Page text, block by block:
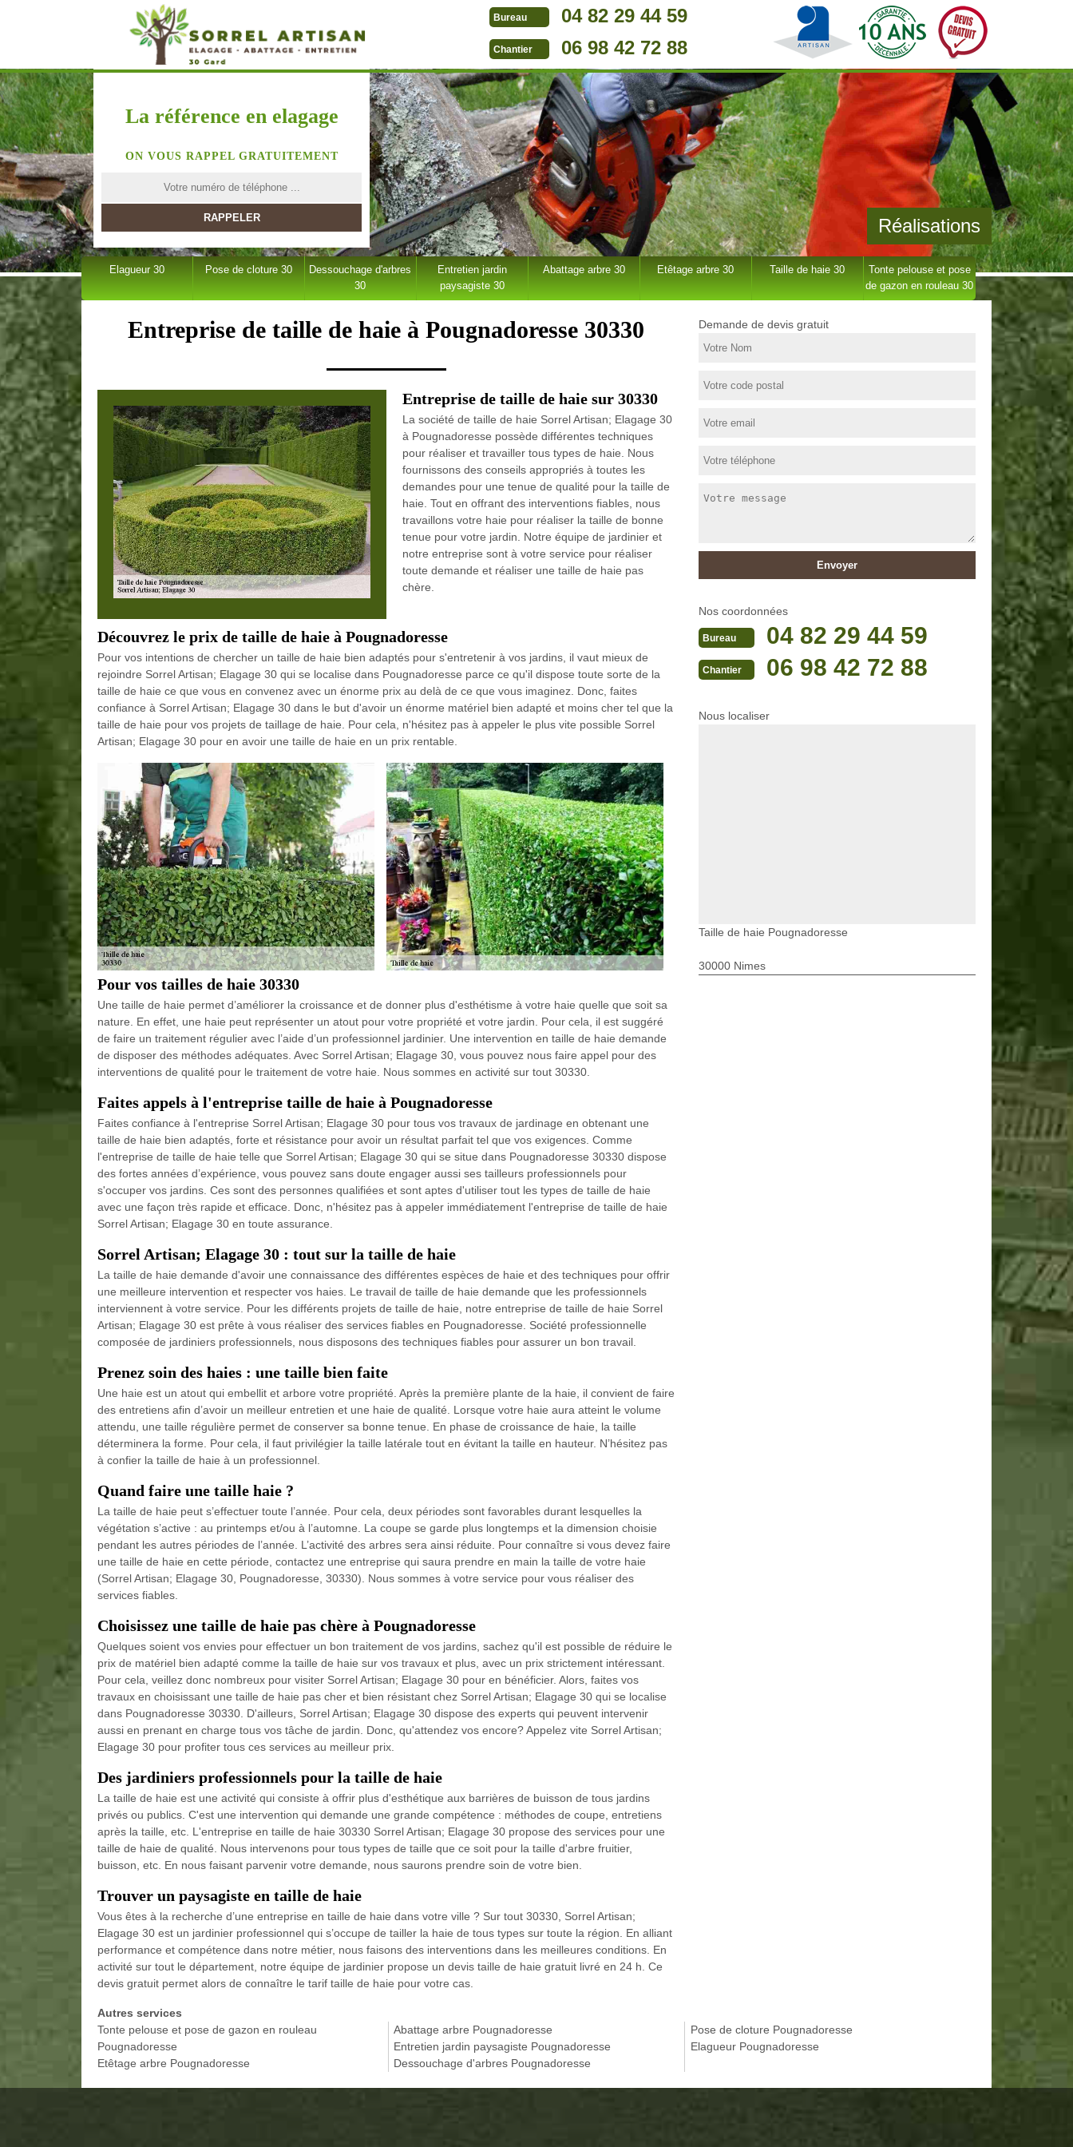
Bureau 04 82 29 44 59
Chantier 06 98 42 72 88
La référence en elagage
ON VOUS RAPPEL GRATUITEMENT
Réalisations
Elagueur 30 Pose de cloture 30
Dessouchage d'arbres
30
Entretien jardin
paysagiste 30
Abattage arbre 30 Etêtage arbre 30 Taille de haie 30
Tonte pelouse et pose
de gazon en rouleau 30
Entreprise de taille de haie à Pougnadoresse 30330
Entreprise de taille de haie sur 30330
La société de taille de haie Sorrel Artisan; Elagage 30
à Pougnadoresse possède différentes techniques
pour réaliser et travailler tous types de haie. Nous
fournissons des conseils appropriés à toutes les
demandes pour une tenue de qualité pour la taille de
haie. Tout en offrant des interventions fiables, nous
travaillons votre haie pour réaliser la taille de bonne
tenue pour votre jardin. Notre équipe de jardinier et
notre entreprise sont à votre service pour réaliser
toute demande et réaliser une taille de haie pas
chère.
Découvrez le prix de taille de haie à Pougnadoresse
Pour vos intentions de chercher un taille de haie bien adaptés pour s'entretenir à vos jardins, il vaut mieux de
rejoindre Sorrel Artisan; Elagage 30 qui se localise dans Pougnadoresse parce ce qu'il dispose toute sorte de la
taille de haie ce que vous en convenez avec un énorme prix au delà de ce que vous imaginez. Donc, faites
confiance à Sorrel Artisan; Elagage 30 dans le but d'avoir un énorme matériel bien adapté et moins cher tel que la
taille de haie pour vos projets de taillage de haie. Pour cela, n'hésitez pas à appeler le plus vite possible Sorrel
Artisan; Elagage 30 pour en avoir une taille de haie en un prix rentable.
Pour vos tailles de haie 30330
Une taille de haie permet d’améliorer la croissance et de donner plus d'esthétisme à votre haie quelle que soit sa
nature. En effet, une haie peut représenter un atout pour votre propriété et votre jardin. Pour cela, il est suggéré
de faire un traitement régulier avec l’aide d’un professionnel jardinier. Une intervention en taille de haie demande
de disposer des méthodes adéquates. Avec Sorrel Artisan; Elagage 30, vous pouvez nous faire appel pour des
interventions de qualité pour le traitement de votre haie. Nous sommes en activité sur tout 30330.
Faites appels à l'entreprise taille de haie à Pougnadoresse
Faites confiance à l'entreprise Sorrel Artisan; Elagage 30 pour tous vos travaux de jardinage en obtenant une
taille de haie bien adaptés, forte et résistance pour avoir un résultat parfait tel que vos exigences. Comme
l'entreprise de taille de haie telle que Sorrel Artisan; Elagage 30 qui se situe dans Pougnadoresse 30330 dispose
des fortes années d’expérience, vous pouvez sans doute engager aussi ses tailleurs professionnels pour
s'occuper vos jardins. Ces sont des personnes qualifiées et sont aptes d'utiliser tout les types de taille de haie
avec une façon très rapide et efficace. Donc, n'hésitez pas à appeler immédiatement l'entreprise de taille de haie
Sorrel Artisan; Elagage 30 en toute assurance.
Sorrel Artisan; Elagage 30 : tout sur la taille de haie
La taille de haie demande d'avoir une connaissance des différentes espèces de haie et des techniques pour offrir
une meilleure intervention et respecter vos haies. Le travail de taille de haie demande que les professionnels
interviennent à votre service. Pour les différents projets de taille de haie, notre entreprise de taille de haie Sorrel
Artisan; Elagage 30 est prête à vous réaliser des services fiables en Pougnadoresse. Société professionnelle
composée de jardiniers professionnels, nous disposons des techniques fiables pour assurer un bon travail.
Prenez soin des haies : une taille bien faite
Une haie est un atout qui embellit et arbore votre propriété. Après la première plante de la haie, il convient de faire
des entretiens afin d’avoir un meilleur entretien et une haie de qualité. Lorsque votre haie aura atteint le volume
attendu, une taille régulière permet de conserver sa bonne tenue. En phase de croissance de haie, la taille
déterminera la forme. Pour cela, il faut privilégier la taille latérale tout en évitant la taille en hauteur. N’hésitez pas
à confier la taille de haie à un professionnel.
Quand faire une taille haie ?
La taille de haie peut s’effectuer toute l’année. Pour cela, deux périodes sont favorables durant lesquelles la
végétation s’active : au printemps et/ou à l’automne. La coupe se garde plus longtemps et la dimension choisie
pendant les autres périodes de l’année. L’activité des arbres sera ainsi réduite. Pour connaître si vous devez faire
une taille de haie en cette période, contactez une entreprise qui saura prendre en main la taille de votre haie
(Sorrel Artisan; Elagage 30, Pougnadoresse, 30330). Nous sommes à votre service pour vous réaliser des
services fiables.
Choisissez une taille de haie pas chère à Pougnadoresse
Quelques soient vos envies pour effectuer un bon traitement de vos jardins, sachez qu'il est possible de réduire le
prix de matériel bien adapté comme la taille de haie sur vos travaux et plus, avec un prix strictement intéressant.
Pour cela, veillez donc nombreux pour visiter Sorrel Artisan; Elagage 30 pour en bénéficier. Alors, faites vos
travaux en choisissant une taille de haie pas cher et bien résistant chez Sorrel Artisan; Elagage 30 qui se localise
dans Pougnadoresse 30330. D'ailleurs, Sorrel Artisan; Elagage 30 dispose des experts qui peuvent intervenir
aussi en prenant en charge tous vos tâche de jardin. Donc, qu'attendez vos encore? Appelez vite Sorrel Artisan;
Elagage 30 pour profiter tous ces services au meilleur prix.
Des jardiniers professionnels pour la taille de haie
La taille de haie est une activité qui consiste à offrir plus d'esthétique aux barrières de buisson de tous jardins
privés ou publics. C'est une intervention qui demande une grande compétence : méthodes de coupe, entretiens
après la taille, etc. L'entreprise en taille de haie 30330 Sorrel Artisan; Elagage 30 propose des services pour une
taille de haie de qualité. Nous intervenons pour tous types de taille que ce soit pour la taille d'arbre fruitier,
buisson, etc. En nous faisant parvenir votre demande, nous saurons prendre soin de votre bien.
Trouver un paysagiste en taille de haie
Vous êtes à la recherche d’une entreprise en taille de haie dans votre ville ? Sur tout 30330, Sorrel Artisan;
Elagage 30 est un jardinier professionnel qui s’occupe de tailler la haie de tous types sur toute la région. En alliant
performance et compétence dans notre métier, nous faisons des interventions dans les meilleures conditions. En
activité sur tout le département, notre équipe de jardinier propose un devis taille de haie gratuit livré en 24 h. Ce
devis gratuit permet alors de connaître le tarif taille de haie pour votre cas.
Demande de devis gratuit
Nos coordonnées
Bureau 04 82 29 44 59
Chantier 06 98 42 72 88
Nous localiser
Taille de haie Pougnadoresse
30000 Nimes
Autres services
Tonte pelouse et pose de gazon en rouleau
Pougnadoresse
Etêtage arbre Pougnadoresse
Abattage arbre Pougnadoresse
Entretien jardin paysagiste Pougnadoresse
Dessouchage d'arbres Pougnadoresse
Pose de cloture Pougnadoresse
Elagueur Pougnadoresse